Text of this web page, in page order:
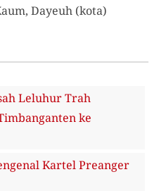
Dayeuh (kota)
Leluhur Trah
ke
Kartel Preanger